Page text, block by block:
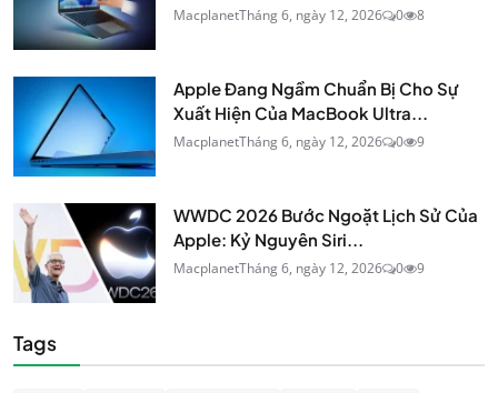
MacplanetTháng 6, ngày 12, 2026 0 8
Apple Đang Ngầm Chuẩn Bị Cho Sự
Xuất Hiện Của MacBook Ultra...
MacplanetTháng 6, ngày 12, 2026 0 9
WWDC 2026 Bước Ngoặt Lịch Sử Của
Apple: Kỷ Nguyên Siri...
MacplanetTháng 6, ngày 12, 2026 0 9
Tags